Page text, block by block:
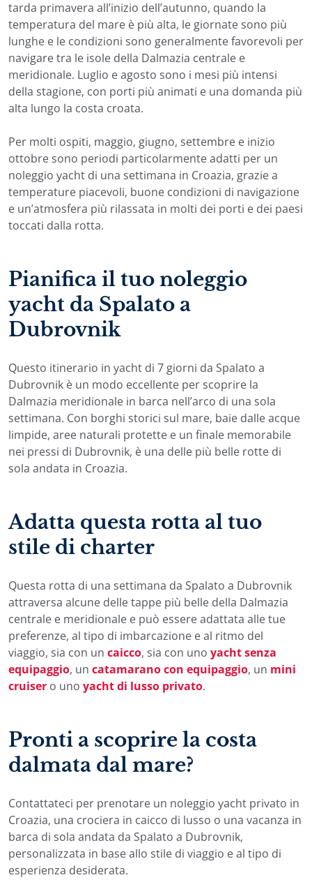
tarda primavera all’inizio dell’autunno, quando la
temperatura del mare è più alta, le giornate sono più
lunghe e le condizioni sono generalmente favorevoli per
navigare tra le isole della Dalmazia centrale e
meridionale. Luglio e agosto sono i mesi più intensi
della stagione, con porti più animati e una domanda più
alta lungo la costa croata.
Per molti ospiti, maggio, giugno, settembre e inizio
ottobre sono periodi particolarmente adatti per un
noleggio yacht di una settimana in Croazia, grazie a
temperature piacevoli, buone condizioni di navigazione
e un’atmosfera più rilassata in molti dei porti e dei paesi
toccati dalla rotta.
Pianifica il tuo noleggio
yacht da Spalato a
Dubrovnik
Questo itinerario in yacht di 7 giorni da Spalato a
Dubrovnik è un modo eccellente per scoprire la
Dalmazia meridionale in barca nell’arco di una sola
settimana. Con borghi storici sul mare, baie dalle acque
limpide, aree naturali protette e un finale memorabile
nei pressi di Dubrovnik, è una delle più belle rotte di
sola andata in Croazia.
Adatta questa rotta al tuo
stile di charter
Questa rotta di una settimana da Spalato a Dubrovnik
attraversa alcune delle tappe più belle della Dalmazia
centrale e meridionale e può essere adattata alle tue
preferenze, al tipo di imbarcazione e al ritmo del
viaggio, sia con un caicco, sia con uno yacht senza
equipaggio, un catamarano con equipaggio, un mini
cruiser o uno yacht di lusso privato.
Pronti a scoprire la costa
dalmata dal mare?
Contattateci per prenotare un noleggio yacht privato in
Croazia, una crociera in caicco di lusso o una vacanza in
barca di sola andata da Spalato a Dubrovnik,
personalizzata in base allo stile di viaggio e al tipo di
esperienza desiderata.